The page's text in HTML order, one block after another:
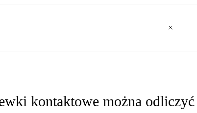
kontaktowe można